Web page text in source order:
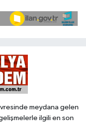
meydana gelen
ilgili en son